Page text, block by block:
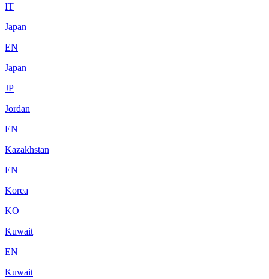
IT
Japan
EN
Japan
JP
Jordan
EN
Kazakhstan
EN
Korea
KO
Kuwait
EN
Kuwait